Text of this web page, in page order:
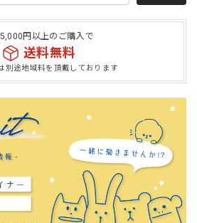
円以上のご購入で
送料無料
別途地域料を頂戴しております